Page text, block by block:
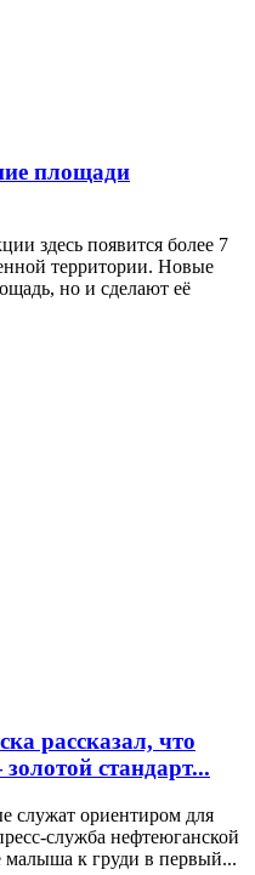
площади
здесь появится более 7
территории. Новые
но и сделают её
рассказал, что
стандарт...
служат ориентиром для
служба нефтеюганской
к груди в первый...